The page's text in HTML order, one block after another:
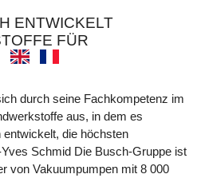
ENTWICKELT
FÜR
durch seine Fachkompetenz im
aus, in dem es
die höchsten
Schmid Die Busch-Gruppe ist
von Vakuumpumpen mit 8 000